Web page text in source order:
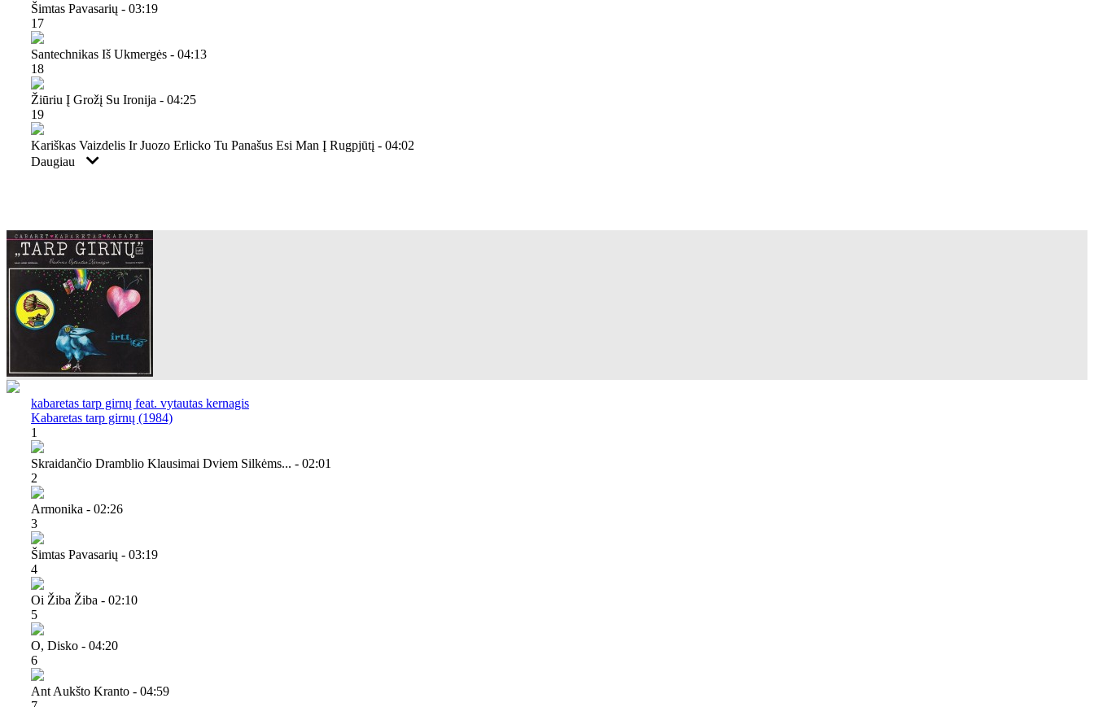
Šimtas Pavasarių - 03:19
17
Santechnikas Iš Ukmergės - 04:13
18
Žiūriu Į Grožį Su Ironija - 04:25
19
Kariškas Vaizdelis Ir Juozo Erlicko Tu Panašus Esi Man Į Rugpjūtį - 04:02
Daugiau
kabaretas tarp girnų feat. vytautas kernagis
Kabaretas tarp girnų (1984)
1
Skraidančio Dramblio Klausimai Dviem Silkėms... - 02:01
2
Armonika - 02:26
3
Šimtas Pavasarių - 03:19
4
Oi Žiba Žiba - 02:10
5
O, Disko - 04:20
6
Ant Aukšto Kranto - 04:59